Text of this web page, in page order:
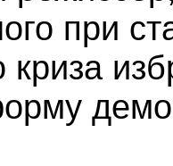
при
криза